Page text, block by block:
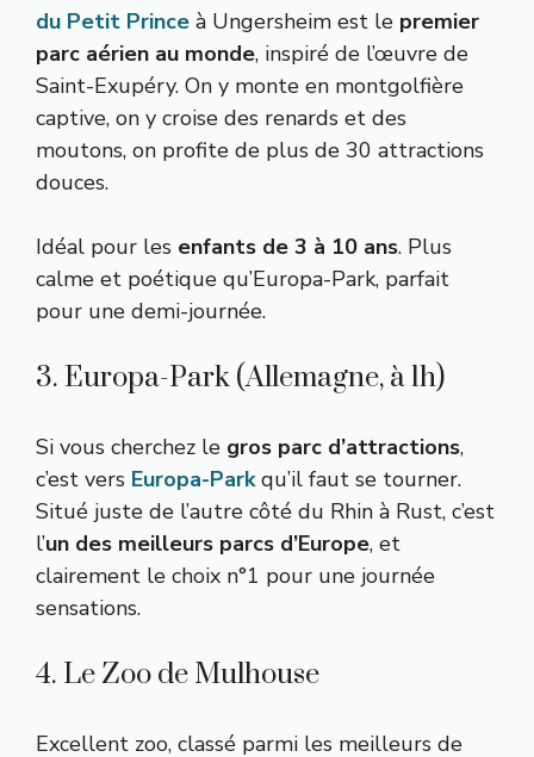
du Petit Prince à Ungersheim est le premier
parc aérien au monde, inspiré de l’œuvre de
Saint-Exupéry. On y monte en montgolfière
captive, on y croise des renards et des
moutons, on profite de plus de 30 attractions
douces.
Idéal pour les enfants de 3 à 10 ans. Plus
calme et poétique qu’Europa-Park, parfait
pour une demi-journée.
3. Europa-Park (Allemagne, à 1h)
Si vous cherchez le gros parc d’attractions,
c’est vers Europa-Parkqu’il faut se tourner.
Situé juste de l’autre côté du Rhin à Rust, c’est
l’un des meilleurs parcs d’Europe, et
clairement le choix n°1 pour une journée
sensations.
4. Le Zoo de Mulhouse
Excellent zoo, classé parmi les meilleurs de